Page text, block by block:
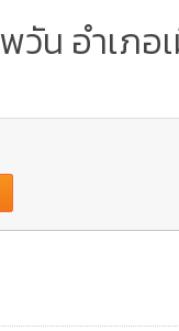
น อำเภอ